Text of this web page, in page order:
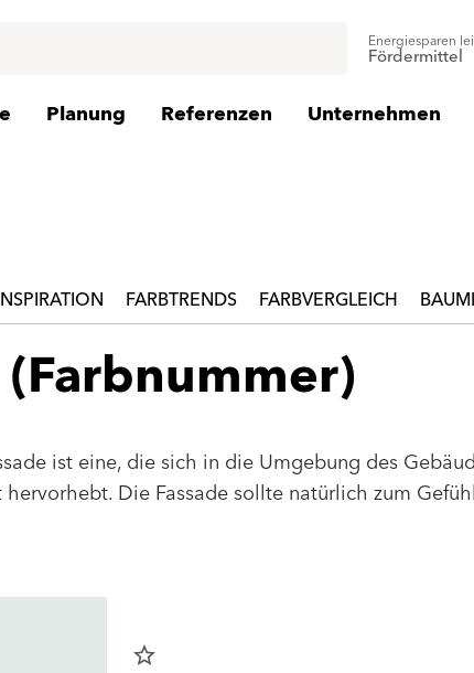
Energiesparen
Fördermittel
Planung Referenzen Unternehmen
FARBTRENDS FARBVERGLEICH
ist eine, die sich in die Umgebung des
Die Fassade sollte natürlich zum
star_border